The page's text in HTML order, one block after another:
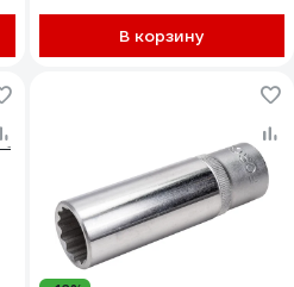
В корзину